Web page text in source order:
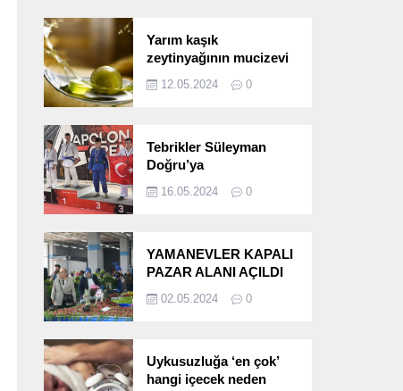
Yarım kaşık
zeytinyağının mucizevi
12.05.2024 0
Tebrikler Süleyman
Doğru’ya
16.05.2024 0
YAMANEVLER KAPALI
PAZAR ALANI AÇILDI
02.05.2024 0
Uykusuzluğa ‘en çok’
hangi içecek neden